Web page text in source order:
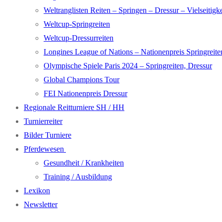
Weltranglisten Reiten – Springen – Dressur –
Weltcup-Springreiten
Weltcup-Dressurreiten
Longines League of Nations – Nationenpreis
Olympische Spiele Paris 2024 – Springreiten, Dressur
Global Champions Tour
FEI Nationenpreis Dressur
Regionale Reitturniere SH / HH
Turnierreiter
Bilder Turniere
Pferdewesen
Gesundheit / Krankheiten
Training / Ausbildung
Lexikon
Newsletter